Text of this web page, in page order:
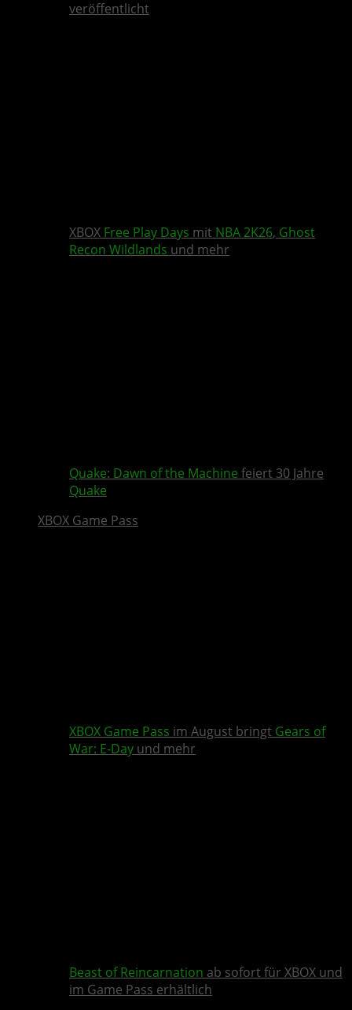
veröffentlicht
XBOX Free Play Days mit NBA 2K26, Ghost
Recon Wildlands und mehr
Quake: Dawn of the Machine feiert 30 Jahre
Quake
XBOX Game Pass
XBOX Game Pass im August bringt Gears of
War: E-Day und mehr
Beast of Reincarnation ab sofort für XBOX und
im Game Pass erhältlich